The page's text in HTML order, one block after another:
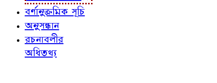
বর্ণানুক্রমিক সূচি
অনুসন্ধান
রচনাবলীর
অধিতথ্য